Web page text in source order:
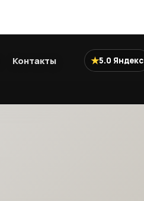
Контакты ★5.0 Яндекс